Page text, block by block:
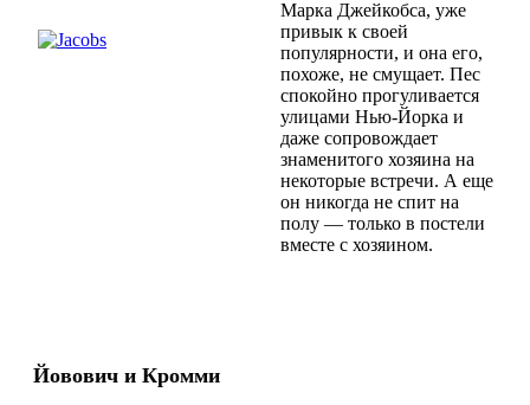
Марка Джейкобса, уже
привык к своей
популярности, и она его,
похоже, не смущает. Пес
спокойно прогуливается
улицами Нью-Йорка и
даже сопровождает
знаменитого хозяина на
некоторые встречи. А еще
он никогда не спит на
полу — только в постели
вместе с хозяином.
Йовович и Кромми